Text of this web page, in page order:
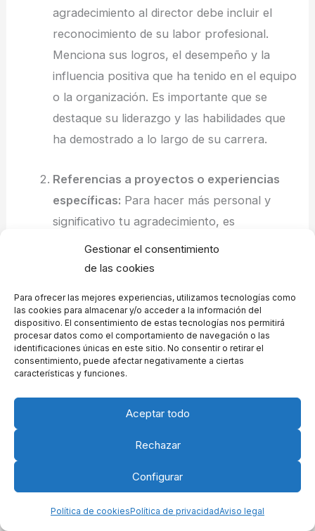
Gestionar el consentimiento
de las cookies
Para ofrecer las mejores experiencias, utilizamos tecnologías como
las cookies para almacenar y/o acceder a la información del
dispositivo. El consentimiento de estas tecnologías nos permitirá
procesar datos como el comportamiento de navegación o las
identificaciones únicas en este sitio. No consentir o retirar el
consentimiento, puede afectar negativamente a ciertas
características y funciones.
Aceptar todo
Rechazar
Configurar
Política de cookiesPolítica de privacidadAviso legal
agradecimiento al director debe incluir el
reconocimiento de su labor profesional.
Menciona sus logros, el desempeño y la
influencia positiva que ha tenido en el equipo
o la organización. Es importante que se
destaque su liderazgo y las habilidades que
ha demostrado a lo largo de su carrera.
Referencias a proyectos o experiencias
específicas: Para hacer más personal y
significativo tu agradecimiento, es
recomendable mencionar proyectos o
experiencias específicas en las que el
Esto puede ser una situación en la que su
orientación fue crucial, una decisión que
benefició a la organización o un proyecto
que dirigió exitosamente.
Expresión del impacto personal:
agradecimiento perfecto a un director debe
contener una reflexión sobre cómo su labor
ha afectado positivamente en el plano
personal. Esto puede ser un crecimiento